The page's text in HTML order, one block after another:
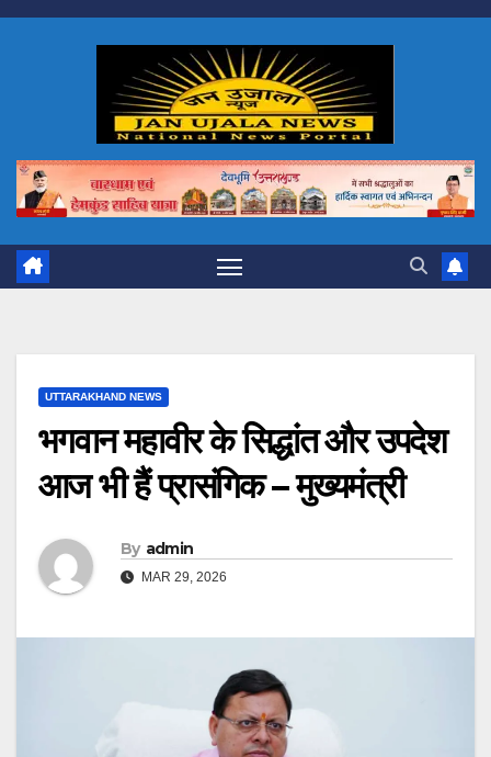
Skip
UTTARAKHAND NEWS
भगवान महावीर के सिद्धांत और उपदेश
आज भी हैं प्रासंगिक – मुख्यमंत्री
By admin
MAR 29, 2026